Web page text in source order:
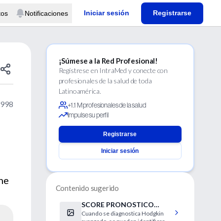
Notificaciones Iniciar sesión Registrarse
¡Súmese a la Red Profesional!
Regístrese en IntraMed y conecte con
profesionales de la salud de toda
Latinoamérica.
+1.1 M profesionales de la salud
Impulse su perfil
Registrarse
Iniciar sesión
Contenido sugerido
SCORE PRONOSTICO
PARA LA ENFERMEDAD DE
Cuando se diagnostica Hodgkin